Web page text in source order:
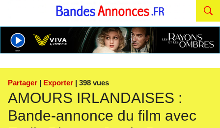
Partager | Exporter | 398 vues
AMOURS IRLANDAISES :
Bande-annonce du film avec